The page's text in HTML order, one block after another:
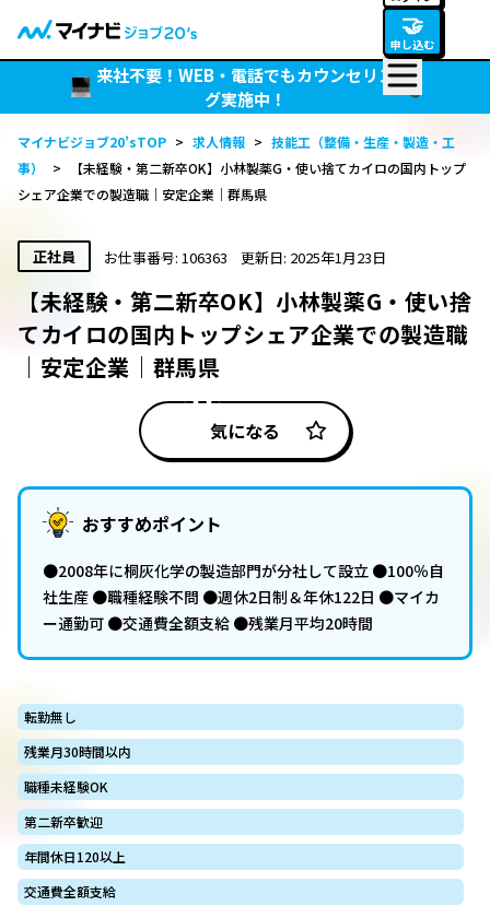
🤝
申し込む
来社不要！WEB・電話でもカウンセリン
グ実施中！
マイナビジョブ20’sTOP > 求人情報 > 技能工（整備・生産・製造・工
事）
>
【未経験・第二新卒OK】小林製薬G・使い捨てカイロの国内トップ
シェア企業での製造職｜安定企業｜群馬県
正社員 お仕事番号: 106363 更新日: 2025年1月23日
【未経験・第二新卒OK】小林製薬G・使い捨
てカイロの国内トップシェア企業での製造職
｜安定企業｜群馬県
気になる
おすすめポイント
●2008年に桐灰化学の製造部門が分社して設立 ●100％自
社生産 ●職種経験不問 ●週休2日制＆年休122日 ●マイカ
ー通勤可 ●交通費全額支給 ●残業月平均20時間
転勤無し
残業月30時間以内
職種未経験OK
第二新卒歓迎
年間休日120以上
交通費全額支給